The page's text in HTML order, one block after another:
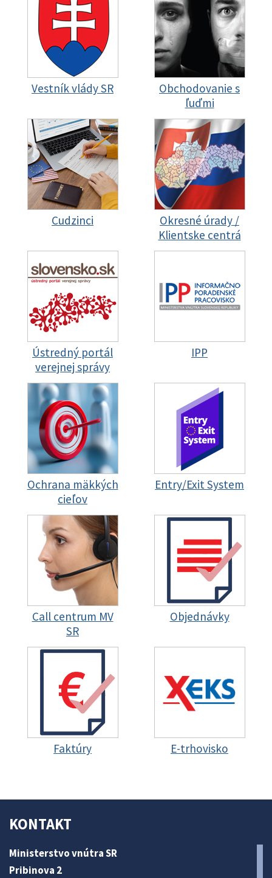
Vestník vlády SR
Obchodovanie s
ľuďmi
Cudzinci
Okresné úrady /
Klientske centrá
Ústredný portál
verejnej správy
IPP
Ochrana mäkkých
cieľov
Entry/Exit System
Call centrum MV
SR
Objednávky
Faktúry E-trhovisko
KONTAKT
Ministerstvo vnútra SR
Pribinova 2